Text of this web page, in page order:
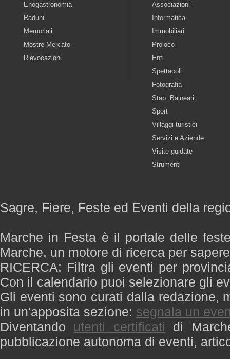
Enogastronomia
Raduni
Memoriali
Mostre-Mercato
Rievocazioni
Associazioni
Informatica
Immobiliari
Proloco
Enti
Spettacoli
Fotografia
Stab. Balneari
Sport
Villaggi turistici
Servizi e Aziende
Visite guidate
Strumenti
Sagre, Fiere, Feste ed Eventi della
Marche in Festa è il portale delle
Marche, un motore di ricerca per
RICERCA: Filtra gli eventi per
Con il calendario puoi selezionare gli
Gli eventi sono curati dalla redazione,
in un'apposita sezione: segnala un
Diventando utenti certificati di
pubblicazione autonoma di eventi,